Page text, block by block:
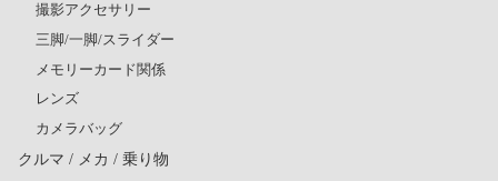
撮影アクセサリー
三脚/一脚/スライダー
メモリーカード関係
レンズ
カメラバッグ
クルマ / メカ / 乗り物